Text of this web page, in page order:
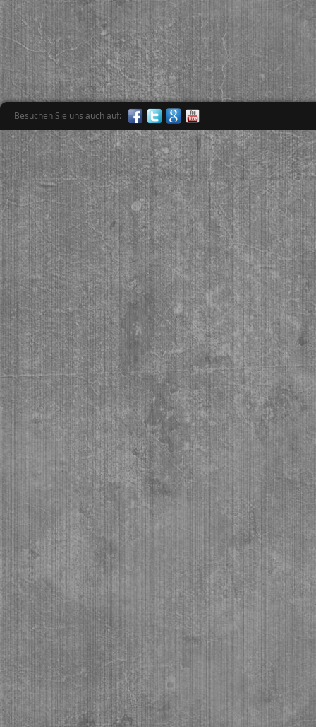
Besuchen Sie uns auch auf: